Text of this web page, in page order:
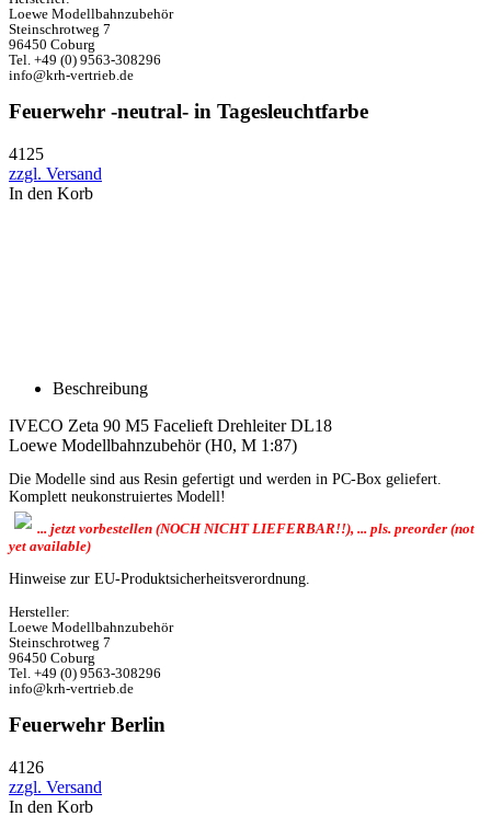
Loewe Modellbahnzubehör
Steinschrotweg 7
96450 Coburg
Tel. +49 (0) 9563-308296
info@krh-vertrieb.de
Feuerwehr -neutral- in Tagesleuchtfarbe
4125
zzgl. Versand
In den Korb
Beschreibung
IVECO Zeta 90 M5 Facelieft Drehleiter DL18
Loewe Modellbahnzubehör (H0, M 1:87)
Die Modelle sind aus Resin gefertigt und werden in PC-Box geliefert.
Komplett neukonstruiertes Modell!
... jetzt vorbestellen (NOCH NICHT LIEFERBAR!!), ... pls. preorder (not
yet available)
Hinweise zur EU-Produktsicherheitsverordnung.
Hersteller:
Loewe Modellbahnzubehör
Steinschrotweg 7
96450 Coburg
Tel. +49 (0) 9563-308296
info@krh-vertrieb.de
Feuerwehr Berlin
4126
zzgl. Versand
In den Korb